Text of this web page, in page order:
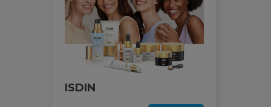
ISDIN